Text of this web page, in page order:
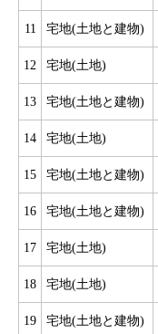
11 宅地(土地と建物)
12 宅地(土地)
13 宅地(土地と建物)
14 宅地(土地)
15 宅地(土地と建物)
16 宅地(土地と建物)
17 宅地(土地)
18 宅地(土地)
19 宅地(土地と建物)